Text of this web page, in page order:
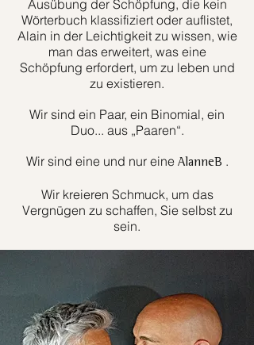
Ausübung der Schöpfung, die kein
Wörterbuch klassifiziert oder auflistet,
Alain in der Leichtigkeit zu wissen, wie
man das erweitert, was eine
Schöpfung erfordert, um zu leben und
zu existieren.
Wir sind ein Paar, ein Binomial, ein
Duo... aus „Paaren“.
Wir sind eine und nur eine AlanneB .
Wir kreieren Schmuck, um das
Vergnügen zu schaffen, Sie selbst zu
sein.